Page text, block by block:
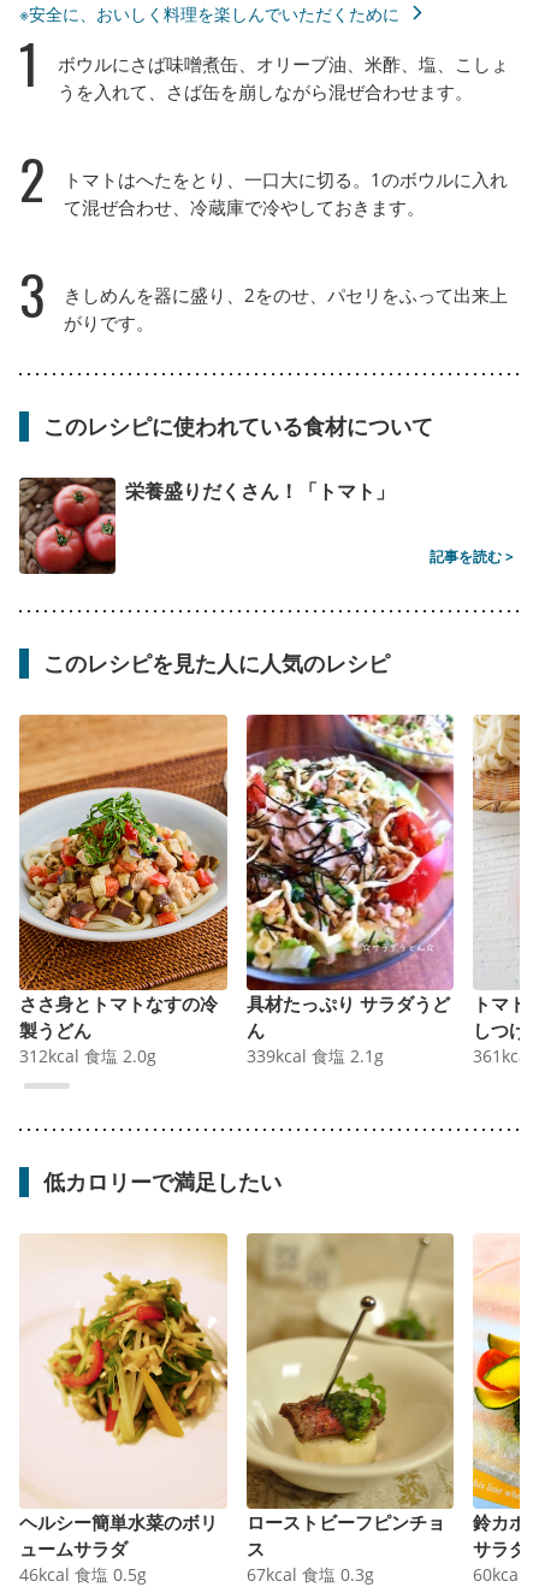
※安全に、おいしく料理を楽しんでいただくために
1
ボウルにさば味噌煮缶、オリーブ油、米酢、塩、こしょ
うを入れて、さば缶を崩しながら混ぜ合わせます。
2
トマトはへたをとり、一口大に切る。1のボウルに入れ
て混ぜ合わせ、冷蔵庫で冷やしておきます。
3
きしめんを器に盛り、2をのせ、パセリをふって出来上
がりです。
このレシピに使われている食材について
栄養盛りだくさん！「トマト」
記事を読む >
このレシピを見た人に人気のレシピ
ささ身とトマトなすの冷
製うどん
312kcal 食塩 2.0g
具材たっぷり サラダうど
ん
339kcal 食塩 2.1 g
トマト
しつけ
361 kcal
低カロリーで満足したい
ヘルシー簡単水菜のボリ
ュームサラダ
46kcal 食塩 0.5g
ローストビーフピンチョ
ス
67kcal 食塩 0.3g
鈴カボ
サラダ
60kcal